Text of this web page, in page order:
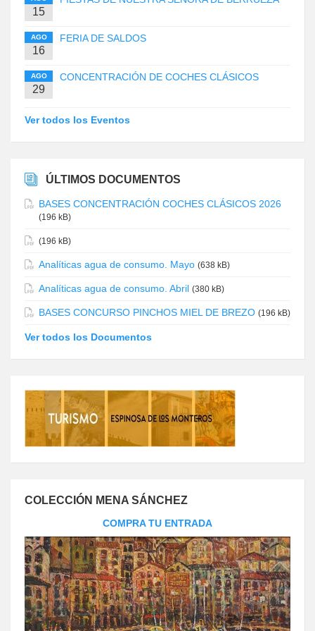
15
AGO
16
FERIA DE SALDOS
AGO
29
CONCENTRACIÓN DE COCHES CLÁSICOS
Ver todos los Eventos
ÚLTIMOS DOCUMENTOS
BASES CONCENTRACIÓN COCHES CLÁSICOS 2026
(196 kB)
(196 kB)
Analíticas agua de consumo. Mayo (638 kB)
Analíticas agua de consumo. Abril (380 kB)
BASES CONCURSO PINCHOS MIEL DE BREZO (196 kB)
Ver todos los Documentos
COLECCIÓN MENA SÁNCHEZ
COMPRA TU ENTRADA